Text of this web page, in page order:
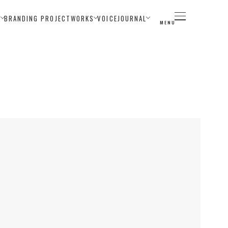
MENU
BRANDING PROJECTWORKS VOICEJOURNAL